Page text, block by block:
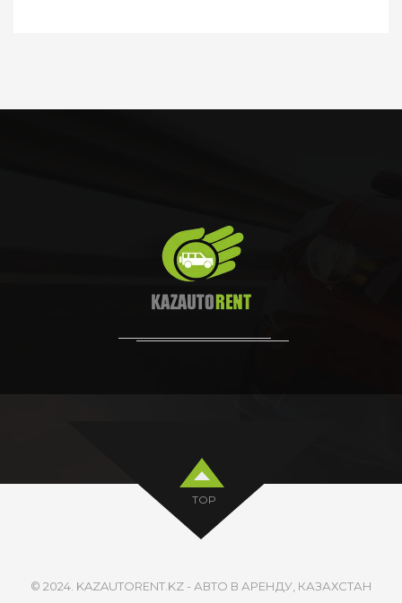
TOP
© 2024. KAZAUTORENT.KZ - АВТО В АРЕНДУ, КАЗАХСТАН